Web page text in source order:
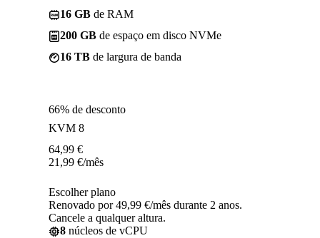
16 GB de RAM
200 GB de espaço em disco NVMe
16 TB de largura de banda
66% de desconto
KVM 8
64,99 €
21,99 €/mês
Escolher plano
Renovado por 49,99 €/mês durante 2 anos.
Cancele a qualquer altura.
8 núcleos de vCPU